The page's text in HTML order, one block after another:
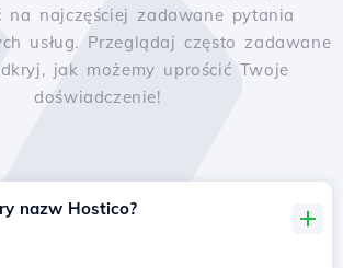
na najczęściej zadawane pytania
usług. Przeglądaj często zadawane
jak możemy uprościć Twoje
doświadczenie!
nazw Hostico?